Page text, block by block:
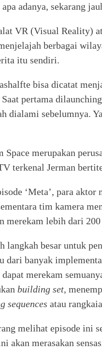
adanya, sekarang
VR (Visual Reality)
berbagai
itu sendiri.
bisa dicatat
pertama
dialami sebelumnya.
Space merupakan
terkenal Jerman
‘Meta’, para
tim kamera
merekam lebih dari
langkah besar untuk
dari banyak
merekam
building set,
sequences atau
melihat episode ini
akan merasakan